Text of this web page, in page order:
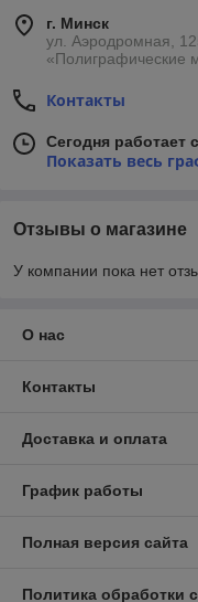
г. Минск
ул. Аэродромная,
«Полиграфические
Контакты
Сегодня работает
Показать весь
Отзывы о магазине
У компании пока нет
О нас
Контакты
Доставка и оплата
График работы
Полная версия сайта
Политика обработки